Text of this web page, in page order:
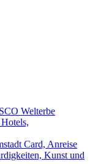
Welterbe
Card, Anreise
Kunst und